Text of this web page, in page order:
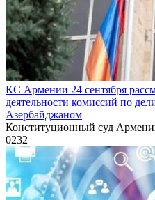
КС Армении 24 сентября
деятельности комиссий по
Азербайджаном
Конституционный суд
0232